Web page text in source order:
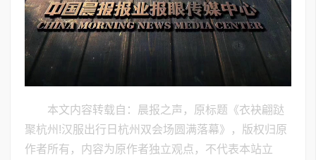
本文内容转载自：晨报之声，原标题《衣袂翩跶
聚杭州!汉服出行日杭州双会场圆满落幕》，版权归原
作者所有，内容为原作者独立观点，不代表本站立